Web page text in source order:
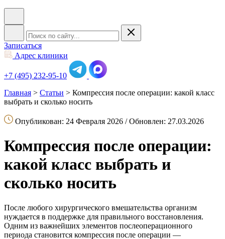
Записаться
Адрес клиники
+7 (495) 232-95-10
Главная > Статьи > Компрессия после операции: какой класс
выбрать и сколько носить
Опубликован: 24 Февраля 2026 / Обновлен: 27.03.2026
Компрессия после операции:
какой класс выбрать и
сколько носить
После любого хирургического вмешательства организм
нуждается в поддержке для правильного восстановления.
Одним из важнейших элементов послеоперационного
периода становится компрессия после операции —